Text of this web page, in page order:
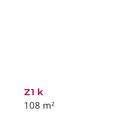
Z1 k
108 m²